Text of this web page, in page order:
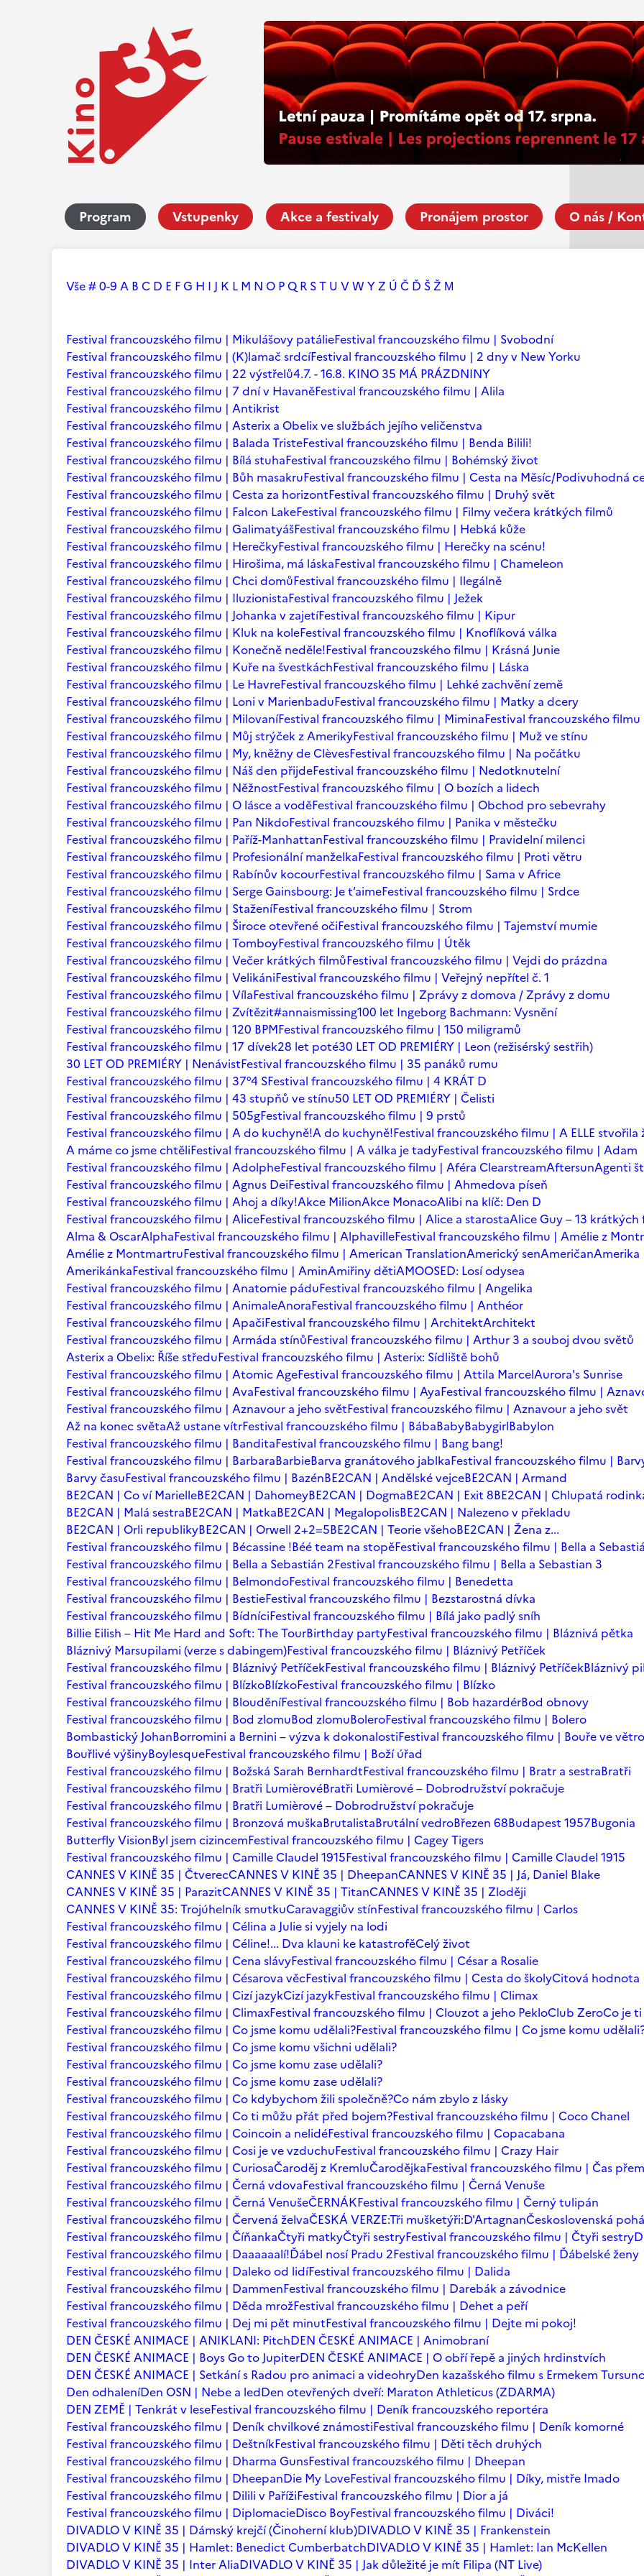
Program Vstupenky Akce a festivaly Pronájem prostor O nás /
Vše# 0-9 A B C D E FG H I J K L M N O PQ R ST U VW YZ Ú Č Ď ŠŽ М
Festival francouzského filmu | Mikulášovy patálieFestival francouzského filmu | Svobodní
Festival francouzského filmu | (K)lamač srdcíFestival francouzského filmu | 2 dny v New Yorku
Festival francouzského filmu | 22 výstřelů4.7. - 16.8. KINO 35 MÁ PRÁZDNINY
Festival francouzského filmu | 7 dní v HavaněFestival francouzského filmu | Alila
Festival francouzského filmu | Antikrist
Festival francouzského filmu | Asterix a Obelix ve službách jejího veličenstva
Festival francouzského filmu | Balada TristeFestival francouzského filmu | Benda Bilili!
Festival francouzského filmu | Bílá stuhaFestival francouzského filmu | Bohémský život
Festival francouzského filmu | Bůh masakruFestival francouzského filmu | Cesta na Měsíc/Podivuhodná
Festival francouzského filmu | Cesta za horizontFestival francouzského filmu | Druhý svět
Festival francouzského filmu | Falcon LakeFestival francouzského filmu | Filmy večera krátkých filmů
Festival francouzského filmu | GalimatyášFestival francouzského filmu | Hebká kůže
Festival francouzského filmu | HerečkyFestival francouzského filmu | Herečky na scénu!
Festival francouzského filmu | Hirošima, má láskaFestival francouzského filmu | Chameleon
Festival francouzského filmu | Chci domůFestival francouzského filmu | Ilegálně
Festival francouzského filmu | IluzionistaFestival francouzského filmu | Ježek
Festival francouzského filmu | Johanka v zajetíFestival francouzského filmu | Kipur
Festival francouzského filmu | Kluk na koleFestival francouzského filmu | Knoflíková válka
Festival francouzského filmu | Konečně neděle!Festival francouzského filmu | Krásná Junie
Festival francouzského filmu | Kuře na švestkáchFestival francouzského filmu | Láska
Festival francouzského filmu | Le HavreFestival francouzského filmu | Lehké zachvění země
Festival francouzského filmu | Loni v MarienbaduFestival francouzského filmu | Matky a dcery
Festival francouzského filmu | MilovaníFestival francouzského filmu | MiminaFestival francouzského
Festival francouzského filmu | Můj strýček z AmerikyFestival francouzského filmu | Muž ve stínu
Festival francouzského filmu | My, kněžny de ClèvesFestival francouzského filmu | Na počátku
Festival francouzského filmu | Náš den přijdeFestival francouzského filmu | Nedotknutelní
Festival francouzského filmu | NěžnostFestival francouzského filmu | O bozích a lidech
Festival francouzského filmu | O lásce a voděFestival francouzského filmu | Obchod pro sebevrahy
Festival francouzského filmu | Pan NikdoFestival francouzského filmu | Panika v městečku
Festival francouzského filmu | Paříž-ManhattanFestival francouzského filmu | Pravidelní milenci
Festival francouzského filmu | Profesionální manželkaFestival francouzského filmu | Proti větru
Festival francouzského filmu | Rabínův kocourFestival francouzského filmu | Sama v Africe
Festival francouzského filmu | Serge Gainsbourg: Je t’aimeFestival francouzského filmu | Srdce
Festival francouzského filmu | StaženíFestival francouzského filmu | Strom
Festival francouzského filmu | Široce otevřené očiFestival francouzského filmu | Tajemství mumie
Festival francouzského filmu | TomboyFestival francouzského filmu | Útěk
Festival francouzského filmu | Večer krátkých filmůFestival francouzského filmu | Vejdi do prázdna
Festival francouzského filmu | VelikániFestival francouzského filmu | Veřejný nepřítel č. 1
Festival francouzského filmu | VílaFestival francouzského filmu | Zprávy z domova / Zprávy z domu
Festival francouzského filmu | Zvítězit#annaismissing100 let Ingeborg Bachmann: Vysnění
Festival francouzského filmu | 120 BPMFestival francouzského filmu | 150 miligramů
Festival francouzského filmu | 17 dívek28 let poté30 LET OD PREMIÉRY | Leon (režisérský sestřih)
30 LET OD PREMIÉRY | NenávistFestival francouzského filmu | 35 panáků rumu
Festival francouzského filmu | 37°4 SFestival francouzského filmu | 4 KRÁT D
Festival francouzského filmu | 43 stupňů ve stínu50 LET OD PREMIÉRY | Čelisti
Festival francouzského filmu | 505gFestival francouzského filmu | 9 prstů
Festival francouzského filmu | A do kuchyně!A do kuchyně!Festival francouzského filmu | A ELLE stvořila
A máme co jsme chtěliFestival francouzského filmu | A válka je tadyFestival francouzského filmu | Adam
Festival francouzského filmu | AdolpheFestival francouzského filmu | Aféra ClearstreamAftersunAgenti
Festival francouzského filmu | Agnus DeiFestival francouzského filmu | Ahmedova píseň
Festival francouzského filmu | Ahoj a díky!Akce MilionAkce MonacoAlibi na klíč: Den D
Festival francouzského filmu | AliceFestival francouzského filmu | Alice a starostaAlice Guy – 13 krátkých
Alma & OscarAlphaFestival francouzského filmu | AlphavilleFestival francouzského filmu | Amélie z
Amélie z MontmartruFestival francouzského filmu | American TranslationAmerický senAmeričanAmerika
AmerikánkaFestival francouzského filmu | AminAmiřiny dětiAMOOSED: Losí odysea
Festival francouzského filmu | Anatomie páduFestival francouzského filmu | Angelika
Festival francouzského filmu | AnimaleAnoraFestival francouzského filmu | Anthéor
Festival francouzského filmu | ApačiFestival francouzského filmu | ArchitektArchitekt
Festival francouzského filmu | Armáda stínůFestival francouzského filmu | Arthur 3 a souboj dvou světů
Asterix a Obelix: Říše středuFestival francouzského filmu | Asterix: Sídliště bohů
Festival francouzského filmu | Atomic AgeFestival francouzského filmu | Attila MarcelAurora's Sunrise
Festival francouzského filmu | AvaFestival francouzského filmu | AyaFestival francouzského filmu |
Festival francouzského filmu | Aznavour a jeho světFestival francouzského filmu | Aznavour a jeho svět
Až na konec světaAž ustane vítrFestival francouzského filmu | BábaBabyBabygirlBabylon
Festival francouzského filmu | BanditaFestival francouzského filmu | Bang bang!
Festival francouzského filmu | BarbaraBarbieBarva granátového jablkaFestival francouzského filmu |
Barvy časuFestival francouzského filmu | BazénBE2CAN | Andělské vejceBE2CAN | Armand
BE2CAN | Co ví MarielleBE2CAN | DahomeyBE2CAN | DogmaBE2CAN | Exit 8BE2CAN | Chlupatá
BE2CAN | Malá sestraBE2CAN | MatkaBE2CAN | MegalopolisBE2CAN | Nalezeno v překladu
BE2CAN | Orli republikyBE2CAN | Orwell 2+2=5BE2CAN | Teorie všehoBE2CAN | Žena z...
Festival francouzského filmu | Bécassine !Béé team na stopěFestival francouzského filmu | Bella a
Festival francouzského filmu | Bella a Sebastián 2Festival francouzského filmu | Bella a Sebastian 3
Festival francouzského filmu | BelmondoFestival francouzského filmu | Benedetta
Festival francouzského filmu | BestieFestival francouzského filmu | Bezstarostná dívka
Festival francouzského filmu | BídníciFestival francouzského filmu | Bílá jako padlý sníh
Billie Eilish – Hit Me Hard and Soft: The TourBirthday partyFestival francouzského filmu | Bláznivá pětka
Bláznivý Marsupilami (verze s dabingem)Festival francouzského filmu | Bláznivý Petříček
Festival francouzského filmu | Bláznivý PetříčekFestival francouzského filmu | Bláznivý PetříčekBláznivý
Festival francouzského filmu | BlízkoBlízkoFestival francouzského filmu | Blízko
Festival francouzského filmu | BlouděníFestival francouzského filmu | Bob hazardérBod obnovy
Festival francouzského filmu | Bod zlomuBod zlomuBoleroFestival francouzského filmu | Bolero
Bombastický JohanBorromini a Bernini – výzva k dokonalostiFestival francouzského filmu | Bouře ve
Bouřlivé výšinyBoylesqueFestival francouzského filmu | Boží úřad
Festival francouzského filmu | Božská Sarah BernhardtFestival francouzského filmu | Bratr a sestraBratři
Festival francouzského filmu | Bratři LumièrovéBratři Lumièrové – Dobrodružství pokračuje
Festival francouzského filmu | Bratři Lumièrové – Dobrodružství pokračuje
Festival francouzského filmu | Bronzová muškaBrutalistaBrutální vedroBřezen 68Budapest 1957Bugonia
Butterfly VisionByl jsem cizincemFestival francouzského filmu | Cagey Tigers
Festival francouzského filmu | Camille Claudel 1915Festival francouzského filmu | Camille Claudel 1915
CANNES V KINĚ 35 | ČtverecCANNES V KINĚ 35 | DheepanCANNES V KINĚ 35 | Já, Daniel Blake
CANNES V KINĚ 35 | ParazitCANNES V KINĚ 35 | TitanCANNES V KINĚ 35 | Zloději
CANNES V KINĚ 35: Trojúhelník smutkuCaravaggiův stínFestival francouzského filmu | Carlos
Festival francouzského filmu | Célina a Julie si vyjely na lodi
Festival francouzského filmu | Céline!... Dva klauni ke katastrofěCelý život
Festival francouzského filmu | Cena slávyFestival francouzského filmu | César a Rosalie
Festival francouzského filmu | Césarova věcFestival francouzského filmu | Cesta do školyCitová hodnota
Festival francouzského filmu | Cizí jazykCizí jazykFestival francouzského filmu | Climax
Festival francouzského filmu | ClimaxFestival francouzského filmu | Clouzot a jeho PekloClub ZeroCo je
Festival francouzského filmu | Co jsme komu udělali?Festival francouzského filmu | Co jsme komu
Festival francouzského filmu | Co jsme komu všichni udělali?
Festival francouzského filmu | Co jsme komu zase udělali?
Festival francouzského filmu | Co jsme komu zase udělali?
Festival francouzského filmu | Co kdybychom žili společně?Co nám zbylo z lásky
Festival francouzského filmu | Co ti můžu přát před bojem?Festival francouzského filmu | Coco Chanel
Festival francouzského filmu | Coincoin a nelidéFestival francouzského filmu | Copacabana
Festival francouzského filmu | Cosi je ve vzduchuFestival francouzského filmu | Crazy Hair
Festival francouzského filmu | CuriosaČaroděj z KremluČarodějkaFestival francouzského filmu | Čas
Festival francouzského filmu | Černá vdovaFestival francouzského filmu | Černá Venuše
Festival francouzského filmu | Černá VenušeČERNÁKFestival francouzského filmu | Černý tulipán
Festival francouzského filmu | Červená želvaČESKÁ VERZE:Tři mušketýři:D'ArtagnanČeskoslovenská
Festival francouzského filmu | ČíňankaČtyři matkyČtyři sestryFestival francouzského filmu | Čtyři sestry
Festival francouzského filmu | Daaaaaalí!Ďábel nosí Pradu 2Festival francouzského filmu | Ďábelské ženy
Festival francouzského filmu | Daleko od lidíFestival francouzského filmu | Dalida
Festival francouzského filmu | DammenFestival francouzského filmu | Darebák a závodnice
Festival francouzského filmu | Děda mrožFestival francouzského filmu | Dehet a peří
Festival francouzského filmu | Dej mi pět minutFestival francouzského filmu | Dejte mi pokoj!
DEN ČESKÉ ANIMACE | ANIKLANI: PitchDEN ČESKÉ ANIMACE | Animobraní
DEN ČESKÉ ANIMACE | Boys Go to JupiterDEN ČESKÉ ANIMACE | O obří řepě a jiných hrdinstvích
DEN ČESKÉ ANIMACE | Setkání s Radou pro animaci a videohryDen kazašského filmu s Ermekem
Den odhaleníDen OSN | Nebe a ledDen otevřených dveří: Maraton Athleticus (ZDARMA)
DEN ZEMĚ | Tenkrát v leseFestival francouzského filmu | Deník francouzského reportéra
Festival francouzského filmu | Deník chvilkové známostiFestival francouzského filmu | Deník komorné
Festival francouzského filmu | DeštníkFestival francouzského filmu | Děti těch druhých
Festival francouzského filmu | Dharma GunsFestival francouzského filmu | Dheepan
Festival francouzského filmu | DheepanDie My LoveFestival francouzského filmu | Díky, mistře Imado
Festival francouzského filmu | Dilili v PařížiFestival francouzského filmu | Dior a já
Festival francouzského filmu | DiplomacieDisco BoyFestival francouzského filmu | Diváci!
DIVADLO V KINĚ 35 | Dámský krejčí (Činoherní klub)DIVADLO V KINĚ 35 | Frankenstein
DIVADLO V KINĚ 35 | Hamlet: Benedict CumberbatchDIVADLO V KINĚ 35 | Hamlet: Ian McKellen
DIVADLO V KINĚ 35 | Inter AliaDIVADLO V KINĚ 35 | Jak důležité je mít Filipa (NT Live)